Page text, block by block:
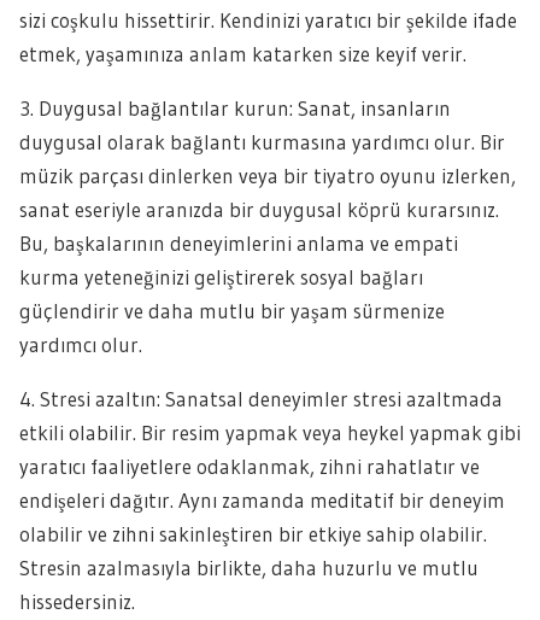
sizi coşkulu hissettirir. Kendinizi yaratıcı bir şekilde ifade
etmek, yaşamınıza anlam katarken size keyif verir.
3. Duygusal bağlantılar kurun: Sanat, insanların
duygusal olarak bağlantı kurmasına yardımcı olur. Bir
müzik parçası dinlerken veya bir tiyatro oyunu izlerken,
sanat eseriyle aranızda bir duygusal köprü kurarsınız.
Bu, başkalarının deneyimlerini anlama ve empati
kurma yeteneğinizi geliştirerek sosyal bağları
güçlendirir ve daha mutlu bir yaşam sürmenize
yardımcı olur.
4. Stresi azaltın: Sanatsal deneyimler stresi azaltmada
etkili olabilir. Bir resim yapmak veya heykel yapmak gibi
yaratıcı faaliyetlere odaklanmak, zihni rahatlatır ve
endişeleri dağıtır. Aynı zamanda meditatif bir deneyim
olabilir ve zihni sakinleştiren bir etkiye sahip olabilir.
Stresin azalmasıyla birlikte, daha huzurlu ve mutlu
hissedersiniz.